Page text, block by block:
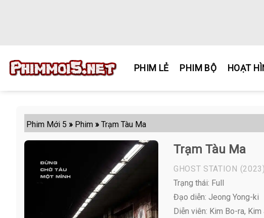
PHIM LẺ PHIM BỘ HOẠT
Phim Mới 5 » Phim » Trạm Tàu Ma
Trạm Tàu Ma
GHOST STATION (2023)
Trạng thái: Full
Đạo diễn: Jeong Yong-ki
Diễn viên: Kim Bo-ra, Kim